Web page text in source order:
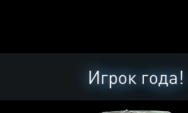
Игрок года!